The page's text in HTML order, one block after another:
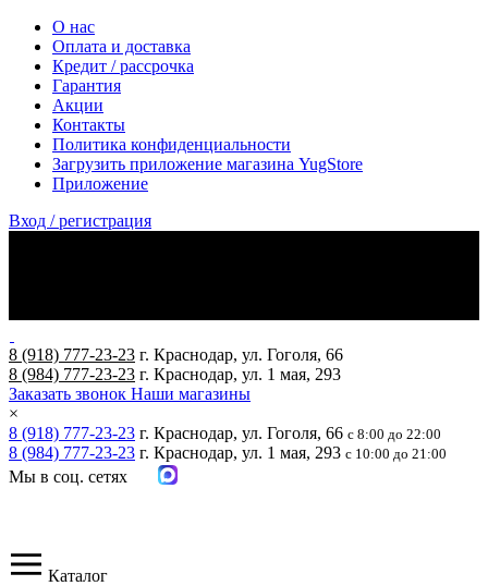
О нас
Оплата и доставка
Кредит / рассрочка
Гарантия
Акции
Контакты
Политика конфиденциальности
Загрузить приложение магазина YugStore
Приложение
Вход / регистрация
8 (918) 777-23-23 г. Краснодар, ул. Гоголя, 66
8 (984) 777-23-23 г. Краснодар, ул. 1 мая, 293
Заказать звонок Наши магазины
×
8 (918) 777-23-23 г. Краснодар, ул. Гоголя, 66 с 8:00 до 22:00
8 (984) 777-23-23 г. Краснодар, ул. 1 мая, 293 с 10:00 до 21:00
Мы в соц. сетях
Каталог